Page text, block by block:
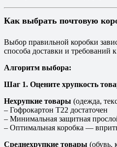
Как выбрать почтовую
Выбор правильной коробки
способа доставки и требований
Алгоритм выбора:
Шаг 1. Оцените хрупкость
Нехрупкие товары (одежда,
– Гофрокартон T22 достаточен
– Минимальная защитная
– Оптимальная коробка —
Среднехрупкие товары (обувь,